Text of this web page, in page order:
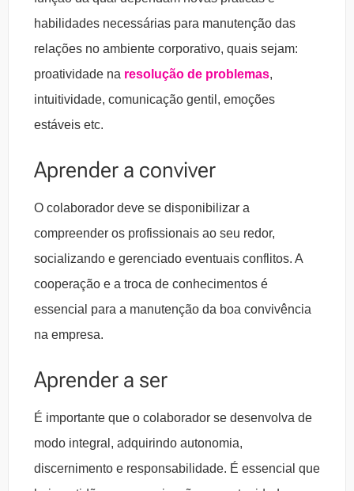
habilidades necessárias para manutenção das
relações no ambiente corporativo, quais sejam:
proatividade na resolução de problemas,
intuitividade, comunicação gentil, emoções
estáveis etc.
Aprender a conviver
O colaborador deve se disponibilizar a
compreender os profissionais ao seu redor,
socializando e gerenciado eventuais conflitos. A
cooperação e a troca de conhecimentos é
essencial para a manutenção da boa convivência
na empresa.
Aprender a ser
É importante que o colaborador se desenvolva de
modo integral, adquirindo autonomia,
discernimento e responsabilidade. É essencial que